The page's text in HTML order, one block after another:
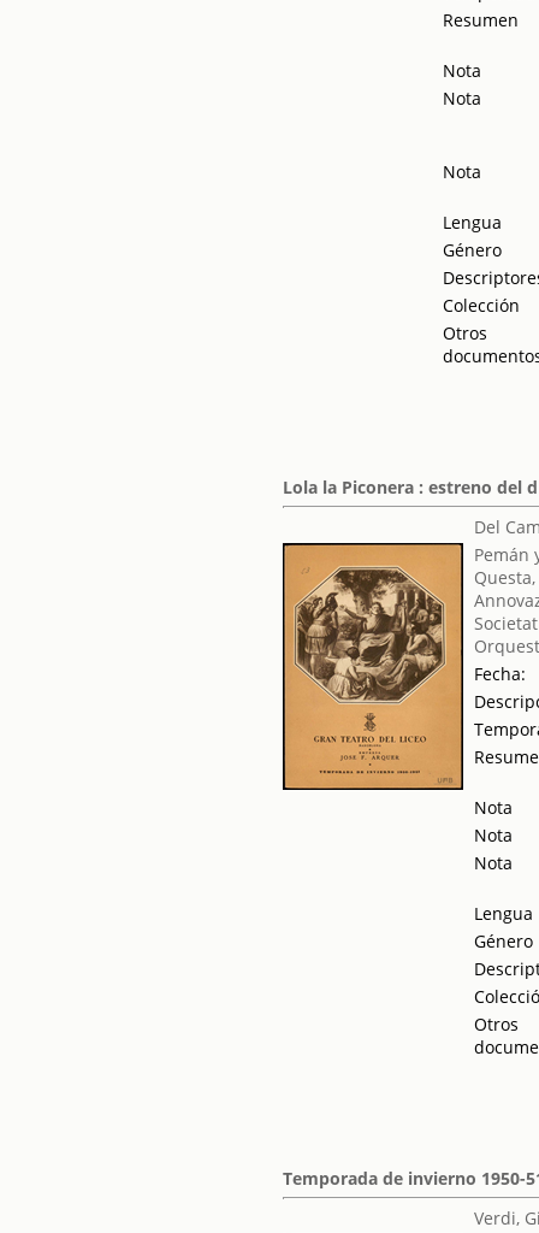
Resumen
Nota
Nota
Nota
Lengua
Género
Colección
Otros
Lola la Piconera : estreno del
Del
Pemán
Fecha:
Nota
Nota
Nota
Lengua
Género
Otros
Temporada de invierno 1950-
Verdi,